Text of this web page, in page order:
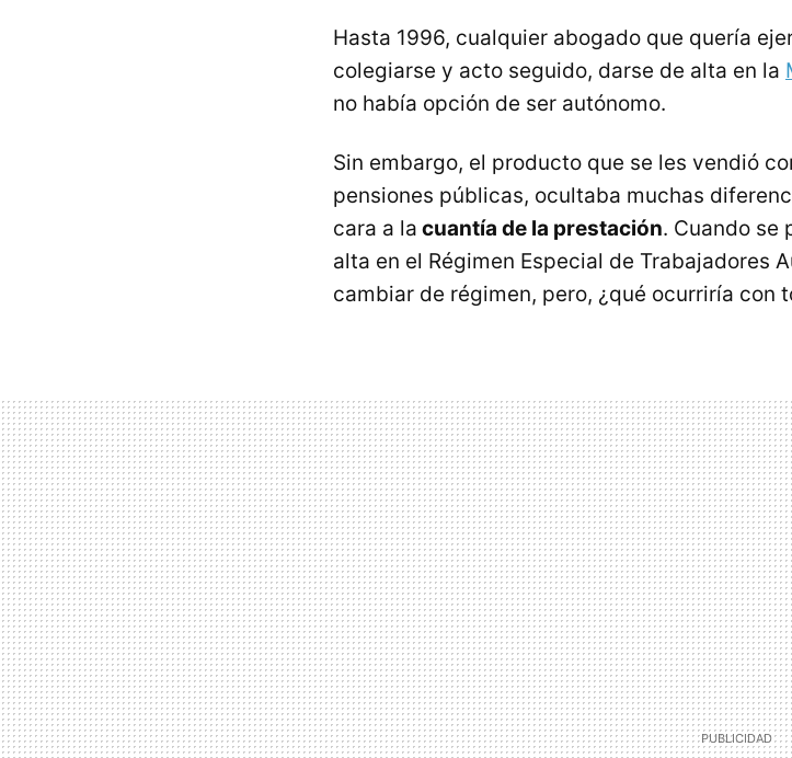
Hasta 1996, cualquier abogado que quería
colegiarse y acto seguido, darse de alta en la
no había opción de ser autónomo.
Sin embargo, el producto que se les vendió
pensiones públicas, ocultaba muchas
cara a la cuantía de la prestación. Cuando se
alta en el Régimen Especial de Trabajadores
cambiar de régimen, pero, ¿qué ocurriría con